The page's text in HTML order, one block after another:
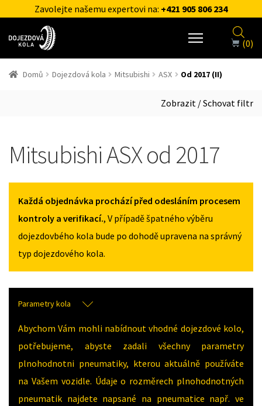
Zavolejte našemu expertovi na: +421 905 806 234
(0)
Domů Dojezdová kola Mitsubishi ASX Od 2017 (II)
Zobrazit / Schovat filtr
Mitsubishi ASX od 2017
Každá objednávka prochází před odesláním procesem
kontroly a verifikací., V případě špatného výběru
dojezdovbého kola bude po dohodě upravena na správný
typ dojezdového kola.
Parametry kola
Abychom Vám mohli nabídnout vhodné dojezdové kolo,
potřebujeme, abyste zadali všechny parametry
plnohodnotni pneumatiky, kterou aktuálně používáte
na Vašem vozidle. Údaje o rozměrech plnohodnotných
pneumatik najdete napsané na pneumatice např. ve